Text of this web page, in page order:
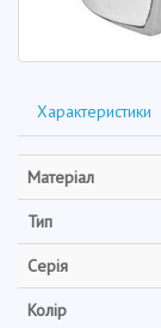
Характеристики
Матеріал
Тип
Серія
Колір